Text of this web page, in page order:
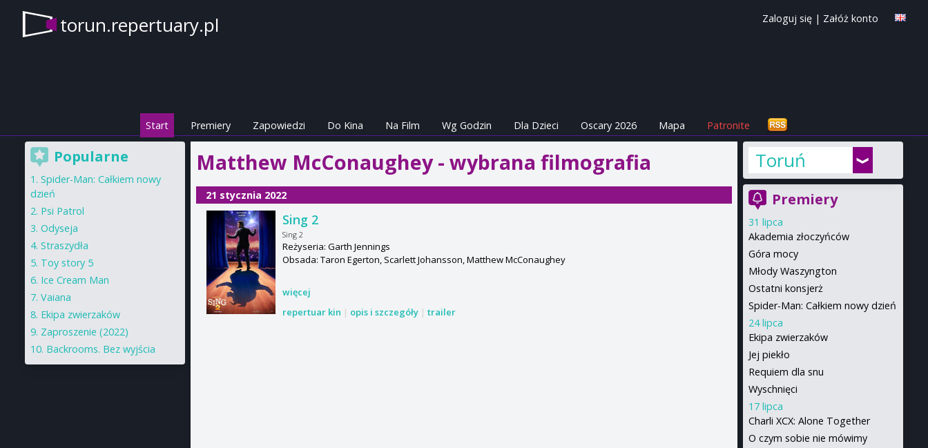
torun.repertuary.pl Zaloguj się | Załóż konto
Start Premiery Zapowiedzi Do Kina Na Film Wg Godzin Dla Dzieci Oscary 2026 Mapa Patronite
Matthew McConaughey - wybrana filmografia
21 stycznia 2022
Sing 2
Sing 2
Reżyseria: Garth Jennings
Obsada: Taron Egerton, Scarlett Johansson, Matthew McConaughey
więcej
repertuar kin | opis i szczegóły | trailer
Toruń
Premiery
31 lipca
Akademia złoczyńców
Góra mocy
Młody Waszyngton
Ostatni konsjerż
Spider-Man: Całkiem nowy dzień
24 lipca
Ekipa zwierzaków
Jej piekło
Requiem dla snu
Wyschnięci
17 lipca
Charli XCX: Alone Together
O czym sobie nie mówimy
Popularne
Spider-Man: Całkiem nowy
dzień
Psi Patrol
Odyseja
Straszydła
Toy story 5
Ice Cream Man
Vaiana
Ekipa zwierzaków
Zaproszenie (2022)
Backrooms. Bez wyjścia